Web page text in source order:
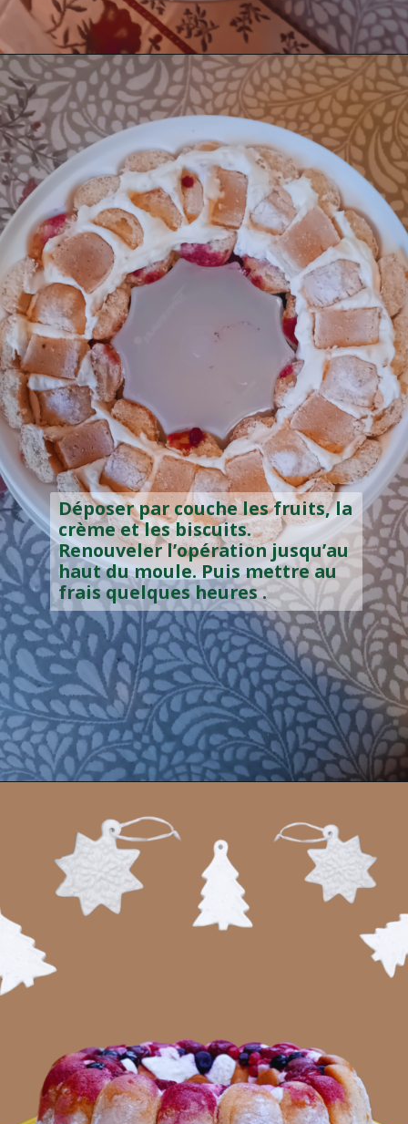
Déposer par couche les fruits, la
crème et les biscuits.
Renouveler l’opération jusqu’au
haut du moule. Puis mettre au
frais quelques heures .